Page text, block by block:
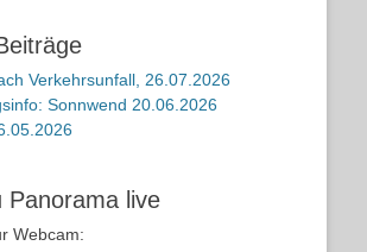
Verkehrsunfall, 26.07.2026
Sonnwend 20.06.2026
Panorama live
Webcam: